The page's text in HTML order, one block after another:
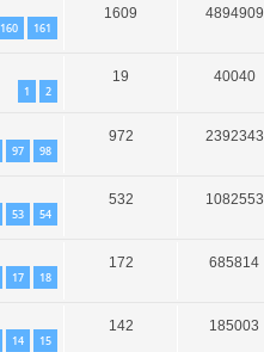
160 161
1609 4894909
1 2
19 40040
97 98
972 2392343
53 54
532 1082553
17 18
172 685814
14 15
142 185003